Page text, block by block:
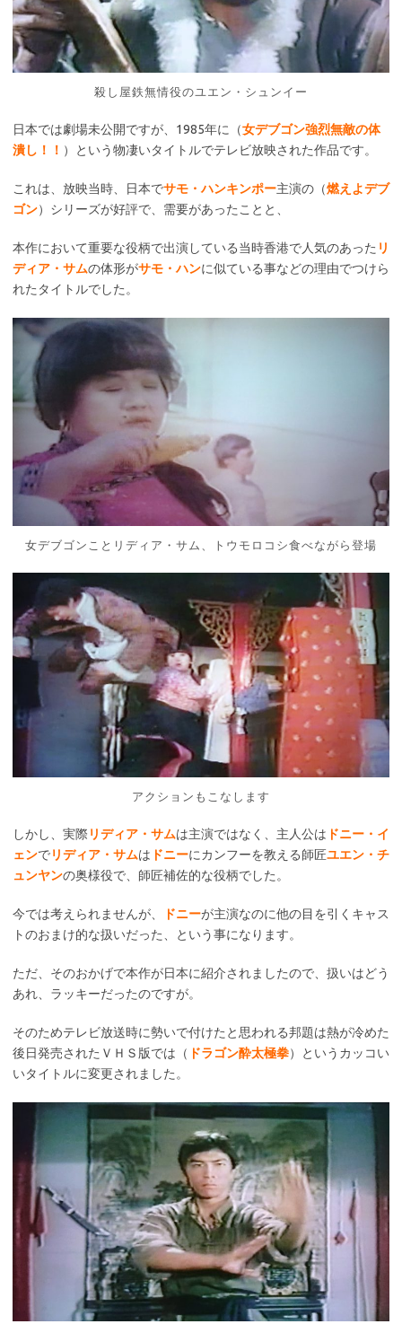
殺し屋鉄無情役のユエン・シュンイー
日本では劇場未公開ですが、1985年に（女デブゴン強烈無敵の体
潰し！！ ）という物凄いタイトルでテレビ放映された作品です。
これは、放映当時、日本でサモ・ハンキンポー主演の（燃えよデブ
ゴン）シリーズが好評で、需要があったことと、
本作において重要な役柄で出演している当時香港で人気のあった リ
ディア・サムの体形がサモ・ハンに似ている事などの理由でつけら
れたタイトルでした。
女デブゴンことリディア・サム、トウモロコシ食べながら登場
アクションもこなします
しかし、実際 リディア・サムは主演ではなく、主人公は ドニー・イ
ェンでリディア・サムは ドニーにカンフーを教える師匠ユエン・チ
ュンヤンの奥様役で、師匠補佐的な役柄でした。
今では考えられませんが、 ドニーが主演なのに他の目を引くキャス
トのおまけ的な扱いだった、という事になります。
ただ、そのおかげで本作が日本に紹介されましたので、扱いはどう
あれ、ラッキーだったのですが。
そのためテレビ放送時に勢いで付けたと思われる邦題は熱が冷めた
後日発売されたＶＨＳ版では（ ドラゴン酔太極拳）というカッコい
いタイトルに変更されました。